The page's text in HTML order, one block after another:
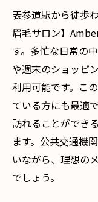
表参道駅から徒歩
眉毛サロン】
す。多忙な日常の
や週末のショッピ
利用可能です。こ
ている方にも最適
訪れることができ
ます。公共交通機
いながら、理想の
でしょう。